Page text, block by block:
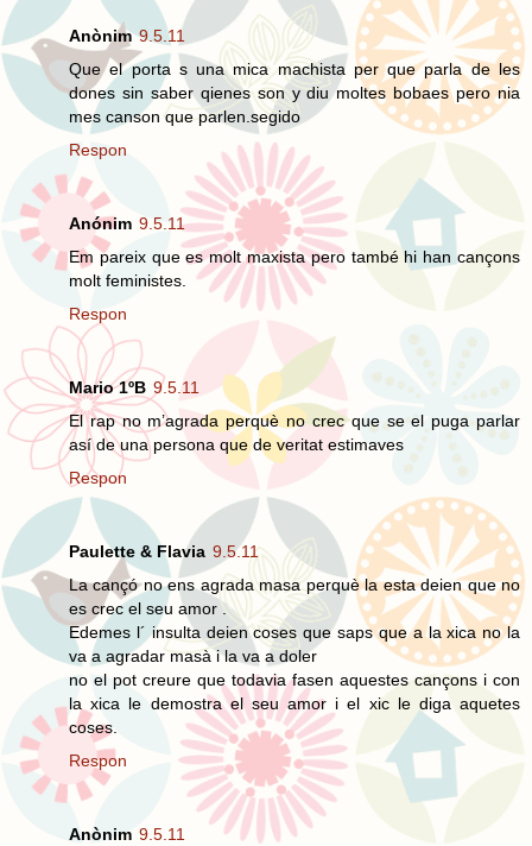
Anònim 9.5.11
Que el porta s una mica machista per que parla de les
dones sin saber qienes son y diu moltes bobaes pero nia
mes canson que parlen.segido
Respon
Anónim 9.5.11
Em pareix que es molt maxista pero també hi han cançons
molt feministes.
Respon
Mario 1ºB 9.5.11
El rap no m’agrada perquè no crec que se el puga parlar
así de una persona que de veritat estimaves
Respon
Paulette & Flavia 9.5.11
La cançó no ens agrada masa perquè la esta deien que no
es crec el seu amor .
Edemes l´ insulta deien coses que saps que a la xica no la
va a agradar masà i la va a doler
no el pot creure que todavia fasen aquestes cançons i con
la xica le demostra el seu amor i el xic le diga aquetes
coses.
Respon
Anònim 9.5.11